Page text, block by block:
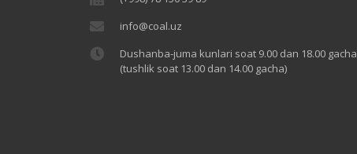
info@coal.uz
Dushanba-juma kunlari soat 9.00 dan 18.00 gacha
(tushlik soat 13.00 dan 14.00 gacha)